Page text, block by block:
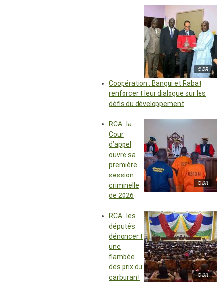
© DR
Coopération : Bangui et Rabat
renforcent leur dialogue sur les
défis du développement
© DR
RCA : la
Cour
d’appel
ouvre sa
première
session
criminelle
de 2026
© DR
RCA : les
députés
dénoncent
une
flambée
des prix du
carburant